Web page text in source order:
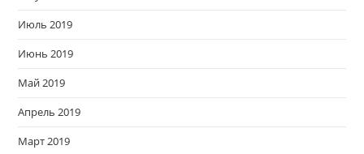
Июль 2019
Июнь 2019
Май 2019
Апрель 2019
Март 2019